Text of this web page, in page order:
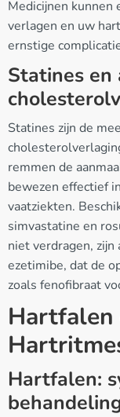
Medicijnen
verlagen en uw
ernstige
Statines en
Statines zijn de
remmen de
bewezen effectief
vaatziekten.
simvastatine en
niet verdragen,
ezetimibe, dat de
zoals fenofibraat
Hartfalen
Hartfalen: